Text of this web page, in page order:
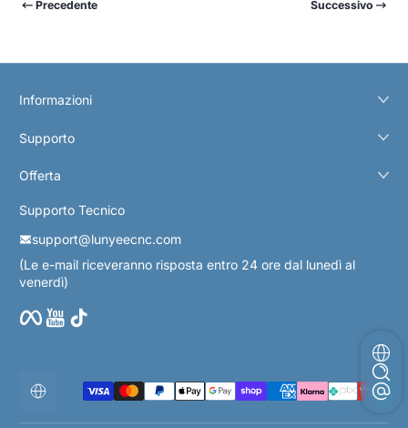
Precedente Successivo
Informazioni
Supporto
Offerta
Supporto Tecnico
support@lunyeecnc.com
(Le e-mail riceveranno risposta entro 24 ore dal lunedì al
venerdì)
FacebookYouTube
Localizzazione
Metodi di pagamento